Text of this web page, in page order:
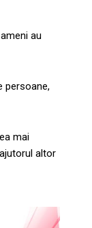
au
persoane,
mai
altor